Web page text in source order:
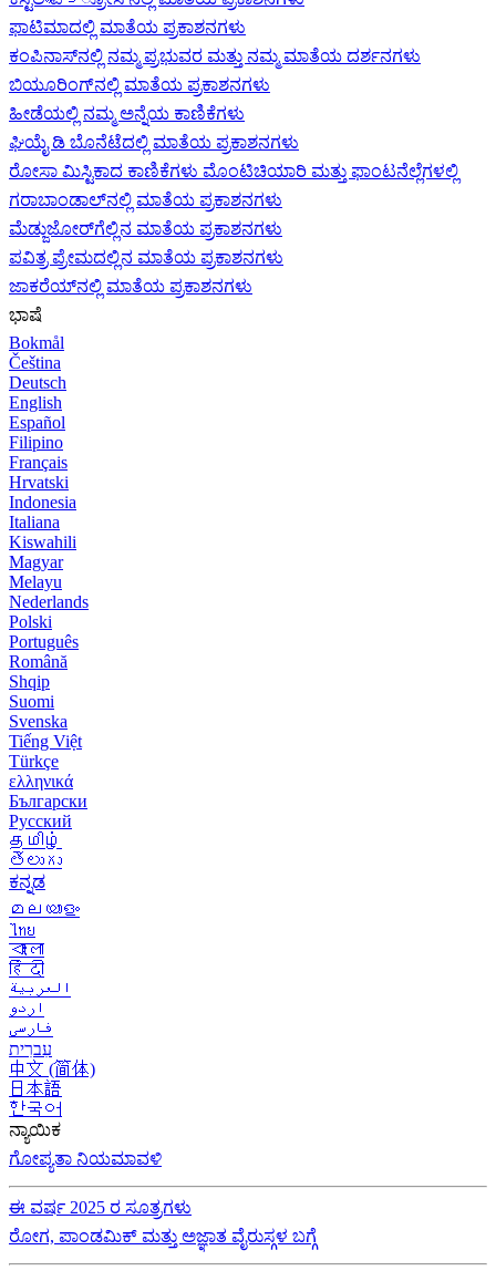
ಫಾಟಿಮಾದಲ್ಲಿ ಮಾತೆಯ ಪ್ರಕಾಶನಗಳು
ಕಂಪಿನಾಸ್‌ನಲ್ಲಿ ನಮ್ಮ ಪ್ರಭುವರ ಮತ್ತು ನಮ್ಮ ಮಾತೆಯ ದರ್ಶನಗಳು
ಬಿಯೂರಿಂಗ್‌ನಲ್ಲಿ ಮಾತೆಯ ಪ್ರಕಾಶನಗಳು
ಹೀಡೆಯಲ್ಲಿ ನಮ್ಮ ಅನ್ನೆಯ ಕಾಣಿಕೆಗಳು
ಘಿಯೈ ಡಿ ಬೊನೆಟೆದಲ್ಲಿ ಮಾತೆಯ ಪ್ರಕಾಶನಗಳು
ರೋಸಾ ಮಿಸ್ಟಿಕಾದ ಕಾಣಿಕೆಗಳು ಮೊಂಟಿಚಿಯಾರಿ ಮತ್ತು ಫಾಂಟನೆಲ್ಲೆಗಳಲ್ಲಿ
ಗರಾಬಾಂಡಾಲ್‌ನಲ್ಲಿ ಮಾತೆಯ ಪ್ರಕಾಶನಗಳು
ಮೆಡ್ಜುಜೋರ್‌ಗೆಲ್ಲಿನ ಮಾತೆಯ ಪ್ರಕಾಶನಗಳು
ಪವಿತ್ರ ಪ್ರೇಮದಲ್ಲಿನ ಮಾತೆಯ ಪ್ರಕಾಶನಗಳು
ಜಾಕರೆಯ್‌ನಲ್ಲಿ ಮಾತೆಯ ಪ್ರಕಾಶನಗಳು
ಭಾಷೆ
Bokmål
Čeština
Deutsch
English
Español
Filipino
Français
Hrvatski
Indonesia
Italiana
Kiswahili
Magyar
Melayu
Nederlands
Polski
Português
Română
Shqip
Suomi
Svenska
Tiếng Việt
Türkçe
ελληνικά
Български
Русский
தமிழ்
తెలుగు
ಕನ್ನಡ
മലയാളം
ไทย
বাংলা
हिंदी
العربية
اردو
فارسی
עִברִית
中文 (简体)
日本語
한국어
ನ್ಯಾಯಿಕ
ಗೋಪ್ಯತಾ ನಿಯಮಾವಳಿ
ಈ ವರ್ಷ 2025 ರ ಸೂತ್ರಗಳು
ರೋಗ, ಪಾಂಡಮಿಕ್ ಮತ್ತು ಅಜ್ಞಾತ ವೈರುಸ್ಗಳ ಬಗ್ಗೆ